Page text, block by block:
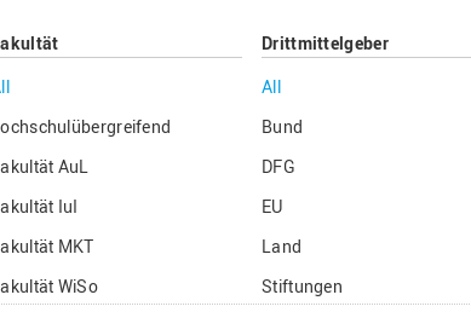
AuL
IuI
MKT
WiSo
Drittmittelgeber
All
Bund
DFG
EU
Land
Stiftungen